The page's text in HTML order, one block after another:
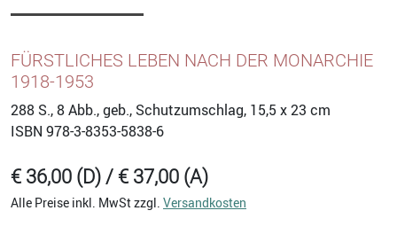
FÜRSTLICHES LEBEN NACH DER MONARCHIE
1918-1953
288 S., 8 Abb., geb., Schutzumschlag, 15,5 x 23 cm
ISBN 978-3-8353-5838-6
€ 36,00 (D) / € 37,00 (A)
Alle Preise inkl. MwSt zzgl. Versandkosten